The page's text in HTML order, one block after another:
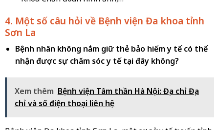
4. Một số câu hỏi về Bệnh viện Đa khoa tỉnh
Sơn La
Bệnh nhân không nắm giữ thẻ bảo hiểm y tế có thể
nhận được sự chăm sóc y tế tại đây không?
Xem thêm Bệnh viện Tâm thần Hà Nội: Địa chỉ Địa
chỉ và số điện thoại liên hệ